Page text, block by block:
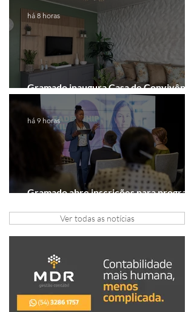
Gramado inaugura Casa de Convivência
dedicada às mulheres
há 8 horas
Gramado abre inscrições para programa
há 9 horas
Ver todas as notícias